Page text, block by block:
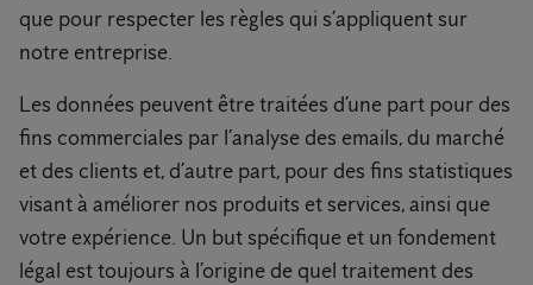
que pour respecter les règles qui s’appliquent sur
notre entreprise.
Les données peuvent être traitées d’une part pour des
fins commerciales par l’analyse des emails, du marché
et des clients et, d’autre part, pour des fins statistiques
visant à améliorer nos produits et services, ainsi que
votre expérience. Un but spécifique et un fondement
légal est toujours à l’origine de quel traitement des